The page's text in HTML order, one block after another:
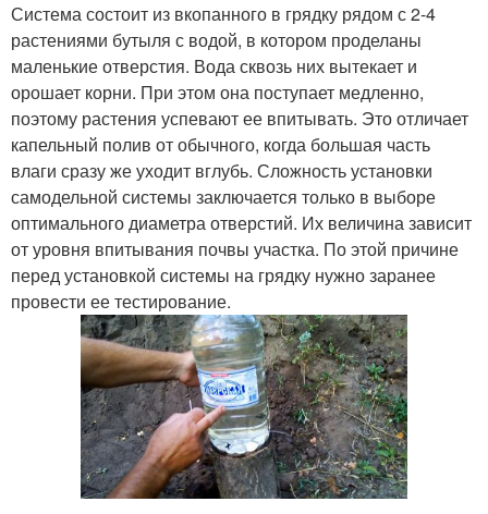
Прикорневой полив Верхний полив
Полив в междурядье Полив для теплицы
Бутылки для рассады
Система состоит из вкопанного в грядку рядом с 2-4
растениями бутыля с водой, в котором проделаны
маленькие отверстия. Вода сквозь них вытекает и
орошает корни. При этом она поступает медленно,
поэтому растения успевают ее впитывать. Это отличает
капельный полив от обычного, когда большая часть
влаги сразу же уходит вглубь. Сложность установки
самодельной системы заключается только в выборе
оптимального диаметра отверстий. Их величина зависит
от уровня впитывания почвы участка. По этой причине
перед установкой системы на грядку нужно заранее
провести ее тестирование.